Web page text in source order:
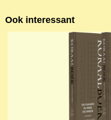
Ook interessant